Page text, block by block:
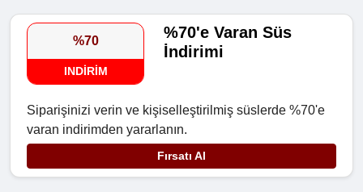
%70
INDIRIM
%70'e Varan Süs
İndirimi
Siparişinizi verin ve kişiselleştirilmiş süslerde %70'e
varan indirimden yararlanın.
Fırsatı Al